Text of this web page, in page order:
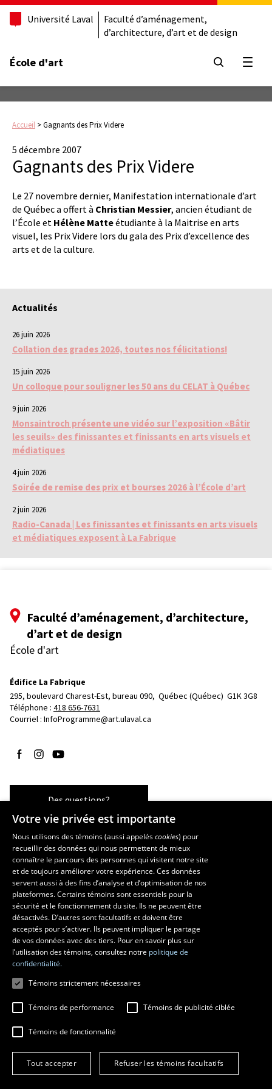
Université Laval
Faculté d’aménagement,
d’architecture, d’art et de design
École d'art
Accueil >Gagnants des Prix Videre
5 décembre 2007
Gagnants des Prix Videre
Le 27 novembre dernier, Manifestation internationale d’art
de Québec a offert à Christian Messier, ancien étudiant de
l’École et Hélène Matteétudiante à la Maitrise en arts
visuel, les Prix Videre lors du gala des Prix d’excellence des
arts et de la culture.
Actualités
26 juin 2026
Collation des grades 2026, toutes nos félicitations!
15 juin 2026
Un colloque pour souligner les 50 ans du CELAT à Québec
9 juin 2026
Monsaintroch présente une vidéo sur l’exposition «Bâtir
les seuils» des finissantes et finissants en arts visuels et
médiatiques
4 juin 2026
Soirée de remise des prix et bourses 2026 à l’École d’art
2 juin 2026
Radio-Canada | Les finissantes et finissants en arts visuels
et médiatiques exposent à La Fabrique
Faculté d’aménagement, d’architecture,
d’art et de design
École d'art
Édifice La Fabrique
295, boulevard Charest-Est, bureau 090, Québec (Québec)  G1K 3G8
Téléphone : 418 656-7631
Courriel : InfoProgramme@art.ulaval.ca
Suivez-nous sur Facebook
Suivez-nous sur Instagram
Suivez-nous sur YouTube
Des questions?
Les écoles et la recherche
École supérieure d’aménagement du territoire et de développement
régional
École d’architecture
École de design
Centre de recherche en aménagement et développement
© 2026 Université Laval
Tous droits réservés
Conditions générales d'utilisation
Fraude en ligne
Votre vie privée est importante
Nous utilisons des témoins (aussi appeléscookies) pour
recueillir des données qui nous permettent de mieux
connaître le parcours des personnes qui visitent notre site
et de toujours améliorer votre expérience. Ces données
servent aussi à des fins d’analyse et d’optimisation de nos
plateformes. Certains témoins sont essentiels pour la
sécurité et le fonctionnement du site. Ils ne peuvent être
désactivés. D’autres sont facultatifs et doivent être
acceptés pour s’activer. Ils peuvent impliquer le partage
de vos données avec des tiers. Pour en savoir plus sur
l’utilisation des témoins, consultez notre politique de
confidentialité.
Témoins strictement nécessaires
Témoins de performance Témoins de publicité ciblée
Témoins de fonctionnalité
Tout accepter Refuser les témoins facultatifs